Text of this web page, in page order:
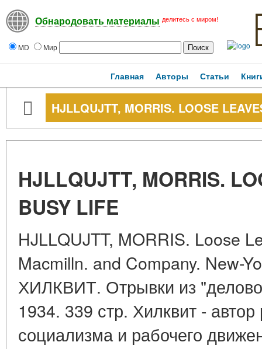
Обнародовать материалы делитесь с миром!
MD Мир
Главная Авторы Статьи
HJLLQUJTT, MORRIS. LOOSE
HJLLQUJTT, MORRIS.
BUSY LIFE
HJLLQUJTT, MORRIS. Loose
Macmilln. and Company.
ХИЛКВИТ. Отрывки из
1934. 339 стр. Хилквит -
социализма и рабочего